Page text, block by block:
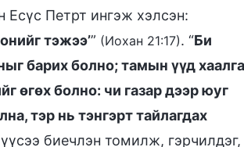
Есүс Петрт ингэж хэлсэн:
тэжээ’” (Иохан 21:17). “Би
барих болно; тамын үүд хаалга
өгөх болно: чи газар дээр юуг
тэр нь тэнгэрт тайлагдах
биечлэн томилж, гэрчилдэг,